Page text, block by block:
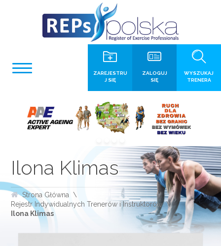
WYSZUKAJ
TRENERA
ZALOGUJ
SIĘ
ZAREJESTRU
J SIĘ
Ilona Klimas
Strona Główna
Rejestr Indywidualnych Trenerów i Instruktorów
Ilona Klimas